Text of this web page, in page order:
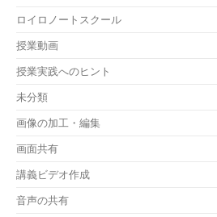
ロイロノートスクール
授業動画
授業実践へのヒント
未分類
画像の加工・編集
画面共有
講義ビデオ作成
音声の共有